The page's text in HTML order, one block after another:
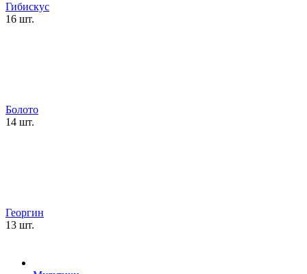
Гибискус
16 шт.
Болото
14 шт.
Георгин
13 шт.